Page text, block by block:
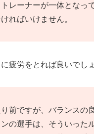
レーナーが一体となっ
ればいけません。
労をとれば良いでしょ
前ですが、バランスの
の選手は、そういった